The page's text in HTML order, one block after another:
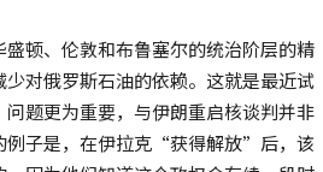
顿、伦敦和布鲁塞尔的统治阶层的精
对俄罗斯石油的依赖。这就是最近试
题更为重要，与伊朗重启核谈判并非
子是，在伊拉克“获得解放”后，该